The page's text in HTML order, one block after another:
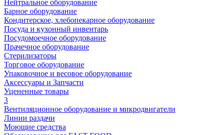
Нейтральное оборудование
Барное оборудование
Кондитерское, хлебопекарное оборудование
Посуда и кухонный инвентарь
Посудомоечное оборудование
Прачечное оборудование
Стерилизаторы
Торговое оборудование
Упаковочное и весовое оборудование
Аксессуары и Запчасти
Уцененные товары
3
Вентиляционное оборудование и микродвигатели
Линии раздачи
Моющие средства